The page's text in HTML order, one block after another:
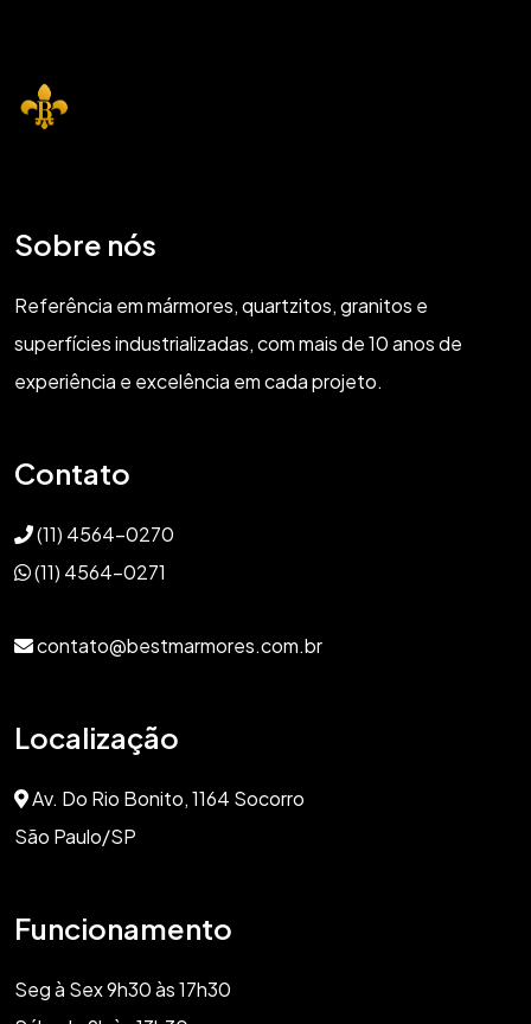
Sobre nós
Referência em mármores, quartzitos, granitos e
superfícies industrializadas, com mais de 10 anos de
experiência e excelência em cada projeto.
Contato
(11) 4564-0270
(11) 4564-0271
contato@bestmarmores.com.br
Localização
Av. Do Rio Bonito, 1164 Socorro
São Paulo/SP
Funcionamento
Seg à Sex 9h30 às 17h30